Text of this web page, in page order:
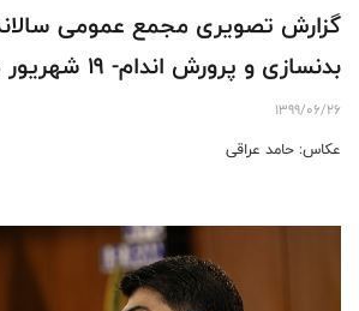
گزارش تصویری مجمع عمومی
بدنسازی و پرورش اندام- 19 شهریور ماه 1399
1399/06/26
عکاس: حامد عراقی